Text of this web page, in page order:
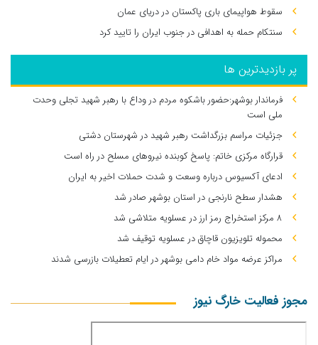
سقوط هواپیمای باری پاکستان در دریای عمان
سنتکام حمله به اهدافی در جنوب ایران را تایید کرد
پر بازدیدترین ها
فرماندار بوشهر:حضور باشکوه مردم در وداع با رهبر شهید تجلی وحدت
ملی است
جزئیات مراسم بزرگداشت رهبر شهید در شهرستان دشتی
قرارگاه مرکزی خاتم: پاسخ کوبنده نیروهای مسلح در راه است
ادعای آکسیوس درباره وسعت و شدت حملات اخیر به ایران
هشدار سطح نارنجی در استان بوشهر صادر شد
۸ مرکز استخراج رمز ارز در عسلویه متلاشی شد
محموله تلویزیون قاچاق در عسلویه توقیف شد
مراکز عرضه مواد خام دامی بوشهر در ایام تعطیلات بازرسی شدند
مجوز فعالیت خارگ نیوز